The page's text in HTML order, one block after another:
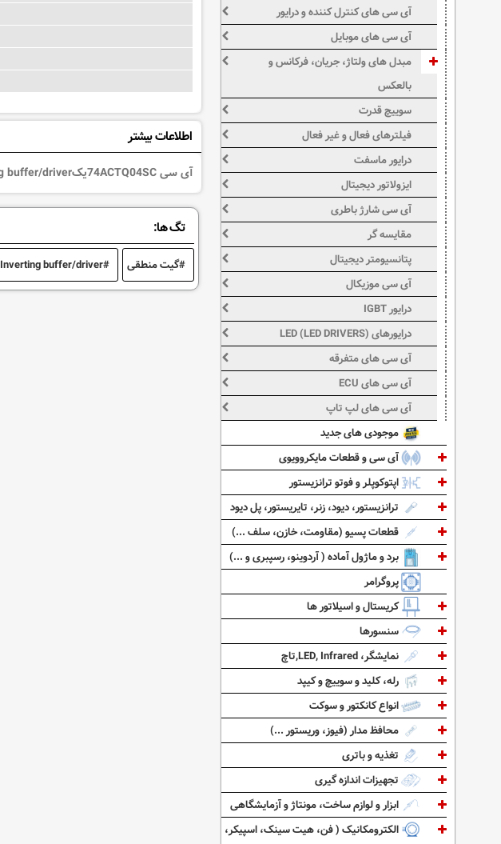
اطلاعات بیشتر
آی سی 74ACTQ04SCیکInverting buffer/driverاز خانوادهAdvanced CMOSبا حداکثر ولتاژ تغذیه تکی 5.5ولت نوعSMDمی باشد.Hex Inverters.
تگ ها:
گیت منطقی Inverting buffer/driver
آی سی های کنترل کننده و درایور
آی سی های موبایل
مبدل های ولتاژ، جریان، فرکانس و
بالعکس
سوییچ قدرت
فیلترهای فعال و غیر فعال
درایور ماسفت
ایزولاتور دیجیتال
آی سی شارژ باطری
مقایسه گر
پتانسیومتر دیجیتال
آی سی موزیکال
درایور IGBT
درایورهای LED (LED DRIVERS)
آی سی های متفرقه
آی سی های ECU
آی سی های لپ تاپ
موجودی های جدید
آی سی و قطعات مایکروویوی
اپتوکوپلر و فوتو ترانزیستور
ترانزیستور، دیود، زنر، تایریستور، پل دیود
قطعات پسیو (مقاومت، خازن، سلف ...)
برد و ماژول آماده ( آردوینو، رسپبری و ...)
پروگرامر
کریستال و اسیلاتور ها
سنسورها
نمایشگر، LED, Infrared,تاچ
رله، کلید و سوییچ و کیپد
انواع کانکتور و سوکت
محافظ مدار (فیوز، وریستور ...)
تغذیه و باتری
تجهیزات اندازه گیری
ابزار و لوازم ساخت، مونتاژ و آزمایشگاهی
الکترومکانیک ( فن، هیت سینک، اسپیکر،